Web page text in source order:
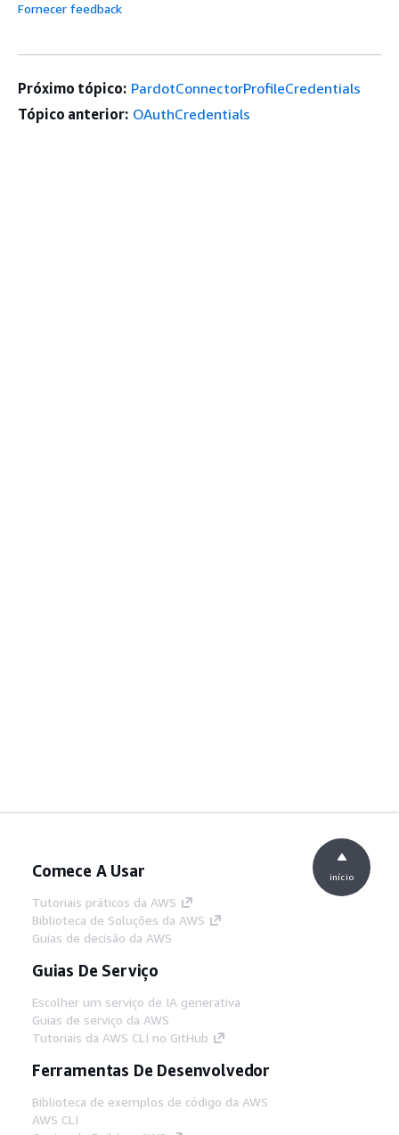
Fornecer feedback
Próximo tópico: PardotConnectorProfileCredentials
Tópico anterior: OAuthCredentials
Comece A Usar
Tutoriais práticos da AWS
Biblioteca de Soluções da AWS
Guias de decisão da AWS
Guias De Serviço
Escolher um serviço de IA generativa
Guias de serviço da AWS
Tutoriais da AWS CLI no GitHub
Ferramentas De Desenvolvedor
Biblioteca de exemplos de código da AWS
AWS CLI
início